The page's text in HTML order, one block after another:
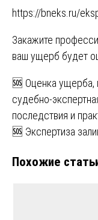
https://bneks.ru/
Закажите
ваш ущерб будет
Навигация
по
записям
🆘 Оценка ущерба,
судебно-
последствия и
🆘 Экспертиза
Похожие